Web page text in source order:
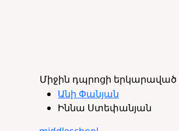
Միջին դպրոցի երկարաված
Անի Փանյան
Իննա Ստեփանյան